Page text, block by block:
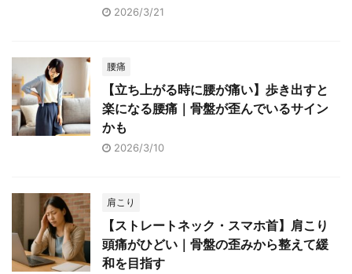
2026/3/21
腰痛
【立ち上がる時に腰が痛い】歩き出すと
楽になる腰痛｜骨盤が歪んでいるサイン
かも
2026/3/10
肩こり
【ストレートネック・スマホ首】肩こり
頭痛がひどい｜骨盤の歪みから整えて緩
和を目指す